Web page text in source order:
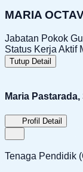
MARIA
Jabatan Pokok
Status Kerja Aktif
Tutup Detail
Maria Pastarada,
Profil Detail
Tenaga Pendidik